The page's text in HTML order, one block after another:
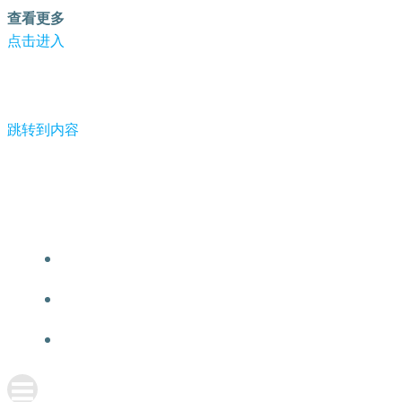
查看更多
点击进入
跳转到内容